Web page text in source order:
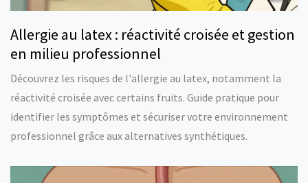
Allergie au latex : réactivité croisée et gestion
en milieu professionnel
Découvrez les risques de l'allergie au latex, notamment la
réactivité croisée avec certains fruits. Guide pratique pour
identifier les symptômes et sécuriser votre environnement
professionnel grâce aux alternatives synthétiques.